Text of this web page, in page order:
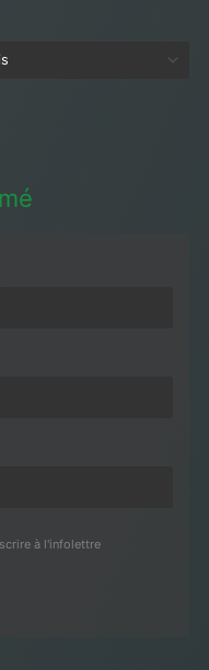
à l'infolettre